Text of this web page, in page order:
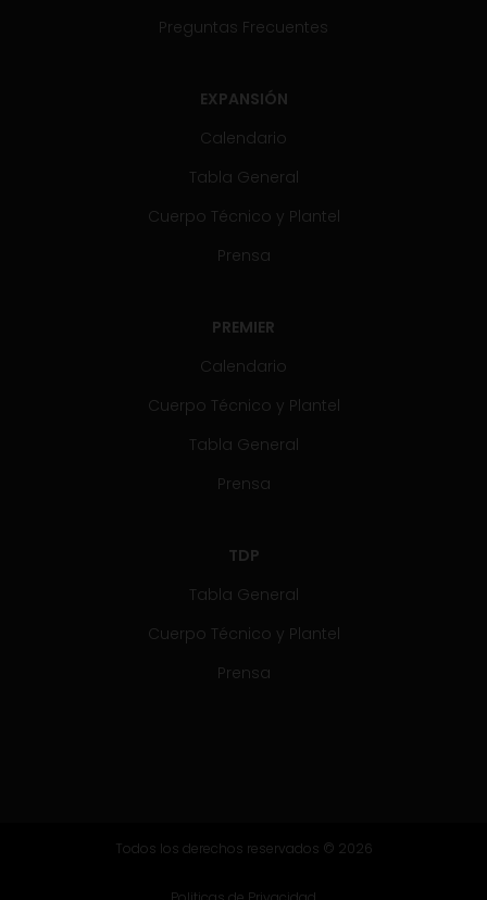
Preguntas Frecuentes
EXPANSIÓN
Calendario
Tabla General
Cuerpo Técnico y Plantel
Prensa
PREMIER
Calendario
Cuerpo Técnico y Plantel
Tabla General
Prensa
TDP
Tabla General
Cuerpo Técnico y Plantel
Prensa
Todos los derechos reservados © 2026